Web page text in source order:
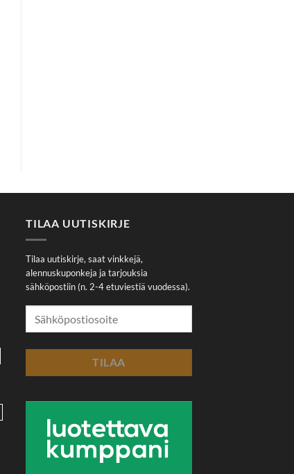
TILAA UUTISKIRJE
Tilaa uutiskirje, saat vinkkejä,
alennuskuponkeja ja tarjouksia
sähköpostiin (n. 2-4 etuviestiä vuodessa).